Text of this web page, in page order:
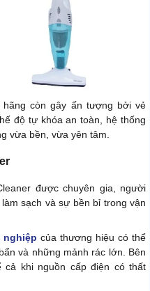
còn gây ấn tượng bởi vẻ
độ tự khóa an toàn, hệ thống
vừa bền, vừa yên tâm.
được chuyên gia, người
sạch và sự bền bỉ trong vận
nghiệp của thương hiệu có thể
và những mảnh rác lớn. Bên
khi nguồn cấp điện có thất